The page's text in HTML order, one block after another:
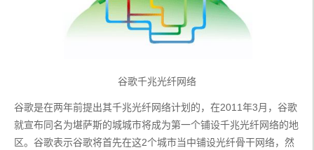
谷歌千兆光纤网络
谷歌是在两年前提出其千兆光纤网络计划的，在2011年3月，谷歌
就宣布同名为堪萨斯的城城市将成为第一个铺设千兆光纤网络的地
区。谷歌表示谷歌将首先在这2个城市当中铺设光纤骨干网络，然